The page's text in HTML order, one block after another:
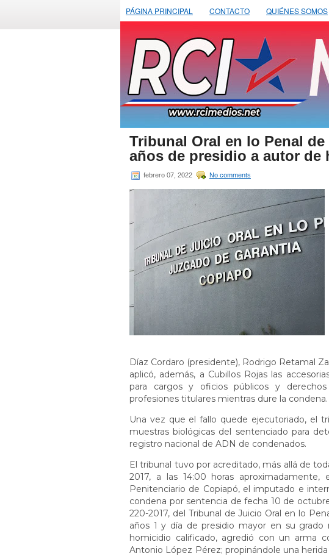
PÁGINA PRINCIPAL CONTACTO QUIÉNES SOMOS
Tribunal Oral en lo Penal
años de presidio a autor de
febrero 07, 2022 No comments
Díaz Cordaro (presidente), Rodrigo Retamal
aplicó, además, a Cubillos Rojas las
para cargos y oficios públicos y
profesiones titulares mientras dure la condena.
Una vez que el fallo quede ejecutoriado, el
muestras biológicas del sentenciado para
registro nacional de ADN de condenados.
El tribunal tuvo por acreditado, más allá de
2017, a las 14:00 horas
Penitenciario de Copiapó, el imputado e
condena por sentencia de fecha 10 de
220-2017, del Tribunal de Juicio Oral en lo
años 1 y día de presidio mayor en su
homicidio calificado, agredió con un arma
Antonio López Pérez; propinándole una